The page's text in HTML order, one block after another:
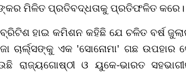
ମିଳିତ ପ୍ରତିବଦ୍ଧତାକୁ ପ୍ରତିଫଳିତ କରେ।
ହାଇ କମିଶନ କହିଛି ଯେ ଚଳିତ ବର୍ଷ
ଚାର୍ଲ୍ସଙ୍କୁ ଏକ 'ସୋନୋମା' ଗଛ
ରାଜ୍ୟଗୋଷ୍ଠୀ ଓ ୟୁକେ-ଭାରତ